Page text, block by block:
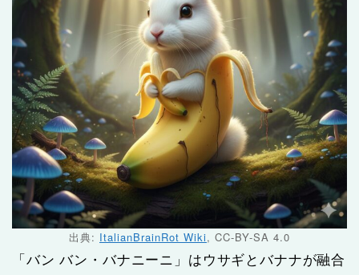
出典: ItalianBrainRot Wiki, CC-BY-SA 4.0
「バン バン・バナニーニ」はウサギとバナナが融合